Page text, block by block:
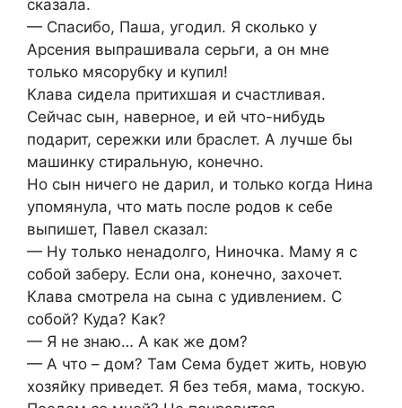
сказала.
— Спасибо, Паша, угодил. Я сколько у
Арсения выпрашивала серьги, а он мне
только мясорубку и купил!
Клава сидела притихшая и счастливая.
Сейчас сын, наверное, и ей что-нибудь
подарит, сережки или браслет. А лучше бы
машинку стиральную, конечно.
Но сын ничего не дарил, и только когда Нина
упомянула, что мать после родов к себе
выпишет, Павел сказал:
— Ну только ненадолго, Ниночка. Маму я с
собой заберу. Если она, конечно, захочет.
Клава смотрела на сына с удивлением. С
собой? Куда? Как?
— Я не знаю… А как же дом?
— А что – дом? Там Сема будет жить, новую
хозяйку приведет. Я без тебя, мама, тоскую.